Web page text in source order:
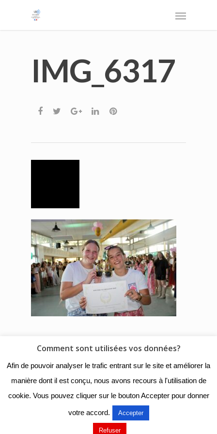
IMG_6317
© 2018 - Collège Henri de
Navarre |Mentions légales|
Organigramme|Nous
contacter
Mentions légales
Comment sont utilisées vos données?
Afin de pouvoir analyser le trafic entrant sur le site et améliorer la
manière dont il est conçu, nous avons recours à l'utilisation de
cookie. Vous pouvez cliquer sur le bouton Accepter pour donner
votre accord. Accepter
Refuser